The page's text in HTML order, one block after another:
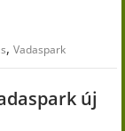
,Vadaspark
új